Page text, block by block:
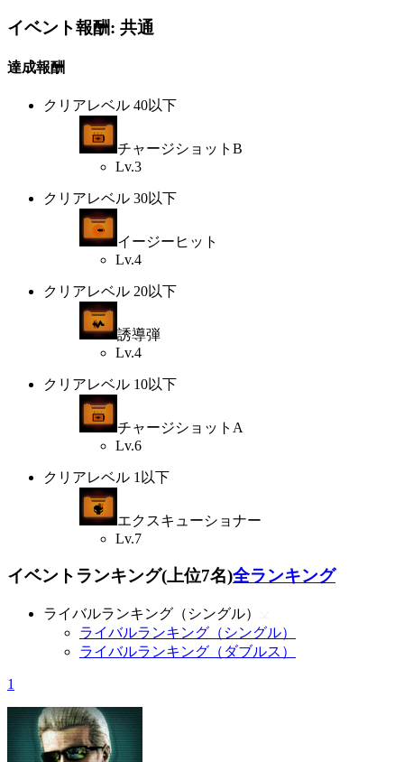
イベント報酬: 共通
達成報酬
クリアレベル 40以下
チャージショットB
Lv.3
クリアレベル 30以下
イージーヒット
Lv.4
クリアレベル 20以下
誘導弾
Lv.4
クリアレベル 10以下
チャージショットA
Lv.6
クリアレベル 1以下
エクスキューショナー
Lv.7
イベントランキング(上位7名)全ランキング
ライバルランキング（シングル）
ライバルランキング（シングル）
ライバルランキング（ダブルス）
1